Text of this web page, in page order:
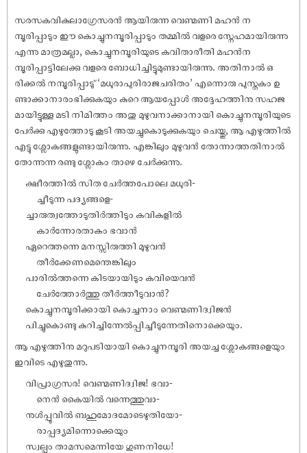
സരസകവികുലാഗ്രേസരൻ ആയിരുന്ന വെണ്മണി മഹൻ ന
മ്പൂരിപ്പാടും ഈ കൊച്ചുനമ്പൂരിപ്പാടും തമ്മിൽ വളരെ സ്നേഹമായിരുന്നു
എന്നു മാത്രമല്ലാ, കൊച്ചുനമ്പൂരിയുടെ കവിതാരീതി മഹൻന
മ്പൂരിപ്പാട്ടിലേക്കു വളരെ ബോധിച്ചിട്ടുമുണ്ടായിരുന്നു. അതിനാൽ ഒ
രിക്കൽ നമ്പൂരിപ്പാടു് ‘മധുരാപുരിരാജചരിതം’ എന്നൊരു പുസ്തകം ഉ
ണ്ടാക്കാനാരംഭിക്കുകയും കുറെ ആയപ്പോൾ അദ്ദേഹത്തിനു സഹജ
മായിട്ടുള്ള മടി നിമിത്തം അതു മുഴുവനാക്കാനായി കൊച്ചുനമ്പൂരിയുടെ
പേർക്കു എഴുത്തോടു കൂടി അയച്ചുകൊടുക്കുകയും ചെയ്തു, ആ എഴുത്തിൽ
എട്ടു ശ്ലോകങ്ങളുണ്ടായിരുന്നു. എങ്കിലും മുഴുവൻ തോന്നാത്തതിനാൽ
തോന്നുന്ന രണ്ടു ശ്ലോകം താഴെ ചേർക്കുന്നു.
ക്ഷീരത്തിൽ സിത ചേർത്തപോലെ മധുരി-
ച്ചീടുന്ന പദ്യങ്ങളെ-
ച്ചാരുത്വത്തോടുതിർത്തിടും കവികളിൽ
കാർന്നോരതാകും ഭവാൻ
ഏറെത്തന്നെ മനസ്സിരുത്തി മുഴുവൻ
തീർക്കേണമെന്തെങ്കിലും
പാരിൽത്തന്നെ കിടയായിടും കവിയെവൻ
ചേർത്തോർത്തു തീർത്തീടുവാൻ?
കൊച്ചുനമ്പൂരിക്കായി കൊച്ചനാം വെണ്മണിദ്വിജൻ
പിച്ചുകൊണ്ടു കുറിച്ചിന്നേൽപ്പിച്ചീടുന്നേതിനൊക്കെയും.
ആ എഴുത്തിനു മറുപടിയായി കൊച്ചുനമ്പൂരി അയച്ച ശ്ലോകങ്ങളെയും
ഇവിടെ എഴുതുന്നു.
വിപ്രാഗ്രസര! വെണ്മണിദ്വിജ! ഭവാ-
നെൻ കൈയിൽ വന്നെത്തുവാ-
നുൾപ്പൂവിൽ ബഹുമോദമോടെഴുതിയോ-
രാപ്പദ്യമിന്നൊക്കെയും
സ്വല്പം താമസമെന്നിയേ ഗുണനിധേ!